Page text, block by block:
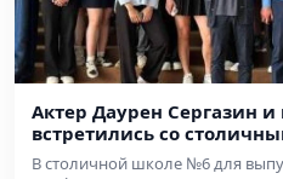
Актер Даурен Сергазин
встретились со
В столичной школе №6 для